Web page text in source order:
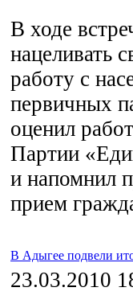
В ходе
нацеливать
работу с
первичных
оценил
Партии
и напомнил
прием
В Адыгее подвели
23.03.2010